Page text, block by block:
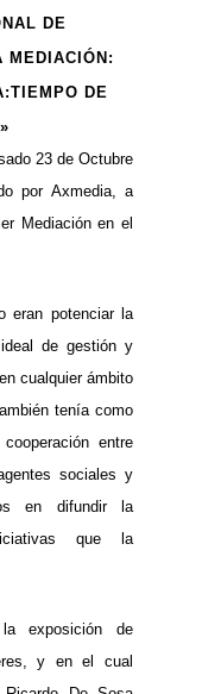
DE
MEDIACIÓN:
DE
23 de Octubre
por Axmedia, a
Mediación en el
eran potenciar la
de gestión y
cualquier ámbito
tenía como
entre
sociales y
en difundir la
que la
exposición de
y en el cual